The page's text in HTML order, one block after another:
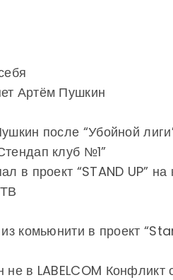
Артём Пушкин
после “Убойной
клуб №1”
в проект “STAND UP”
комьюнити в проект
в LABELCOM Конфликт